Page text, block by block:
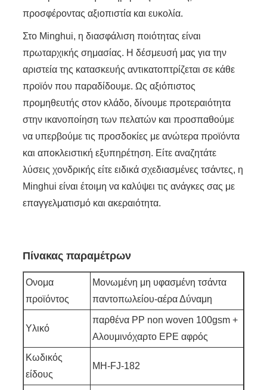
προσφέροντας αξιοπιστία και ευκολία.
Στο Minghui, η διασφάλιση ποιότητας είναι
πρωταρχικής σημασίας. Η δέσμευσή μας για την
αριστεία της κατασκευής αντικατοπτρίζεται σε κάθε
προϊόν που παραδίδουμε. Ως αξιόπιστος
προμηθευτής στον κλάδο, δίνουμε προτεραιότητα
στην ικανοποίηση των πελατών και προσπαθούμε
να υπερβούμε τις προσδοκίες με ανώτερα προϊόντα
και αποκλειστική εξυπηρέτηση. Είτε αναζητάτε
λύσεις χονδρικής είτε ειδικά σχεδιασμένες τσάντες, η
Minghui είναι έτοιμη να καλύψει τις ανάγκες σας με
επαγγελματισμό και ακεραιότητα.
Πίνακας παραμέτρων
Ονομα
προϊόντος
Μονωμένη μη υφασμένη τσάντα
παντοπωλείου-αέρα Δύναμη
Υλικό
παρθένα PP non woven 100gsm +
Αλουμινόχαρτο EPE αφρός
Κωδικός
είδους
MH-FJ-182